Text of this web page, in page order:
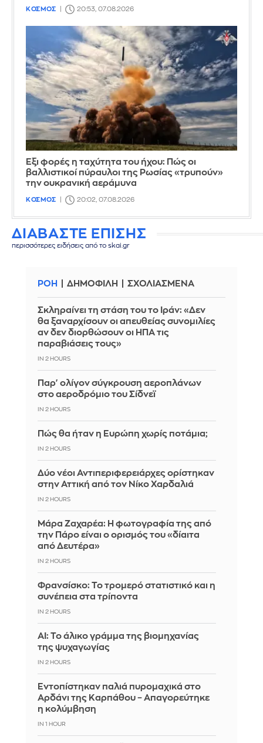
ΚΟΣΜΟΣ 20:53, 07.08.2026
Έξι φορές η ταχύτητα του ήχου: Πώς οι
βαλλιστικοί πύραυλοι της Ρωσίας «τρυπούν»
την ουκρανική αεράμυνα
ΚΟΣΜΟΣ 20:02, 07.08.2026
ΔΙΑΒΑΣΤΕ ΕΠΙΣΗΣ
περισσότερες ειδήσεις από το skai.gr
ΡΟΗ ΔΗΜΟΦΙΛΗ ΣΧΟΛΙΑΣΜΕΝΑ
Σκληραίνει τη στάση του το Ιράν: «Δεν
θα ξαναρχίσουν οι απευθείας συνομιλίες
αν δεν διορθώσουν οι ΗΠΑ τις
παραβιάσεις τους»
IN 2 HOURS
Παρ' ολίγον σύγκρουση αεροπλάνων
στο αεροδρόμιο του Σίδνεϊ
IN 2 HOURS
Πώς θα ήταν η Ευρώπη χωρίς ποτάμια;
IN 2 HOURS
Δύο νέοι Αντιπεριφερειάρχες ορίστηκαν
στην Αττική από τον Νίκο Χαρδαλιά
IN 2 HOURS
Μάρα Ζαχαρέα: Η φωτογραφία της από
την Πάρο είναι ο ορισμός του «δίαιτα
από Δευτέρα»
IN 2 HOURS
Φρανσίσκο: Το τρομερό στατιστικό και η
συνέπεια στα τρίποντα
IN 2 HOURS
AI: Το άλικο γράμμα της βιομηχανίας
της ψυχαγωγίας
IN 2 HOURS
Εντοπίστηκαν παλιά πυρομαχικά στο
Αρδάνι της Καρπάθου – Απαγορεύτηκε
η κολύμβηση
IN 1 HOUR